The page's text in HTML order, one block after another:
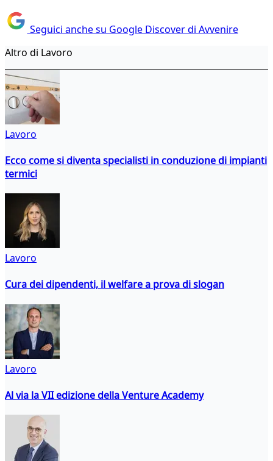
Seguici anche su Google Discover di Avvenire
Altro di Lavoro
Lavoro
Ecco come si diventa specialisti in conduzione di impianti
termici
Lavoro
Cura dei dipendenti, il welfare a prova di slogan
Lavoro
Al via la VII edizione della Venture Academy